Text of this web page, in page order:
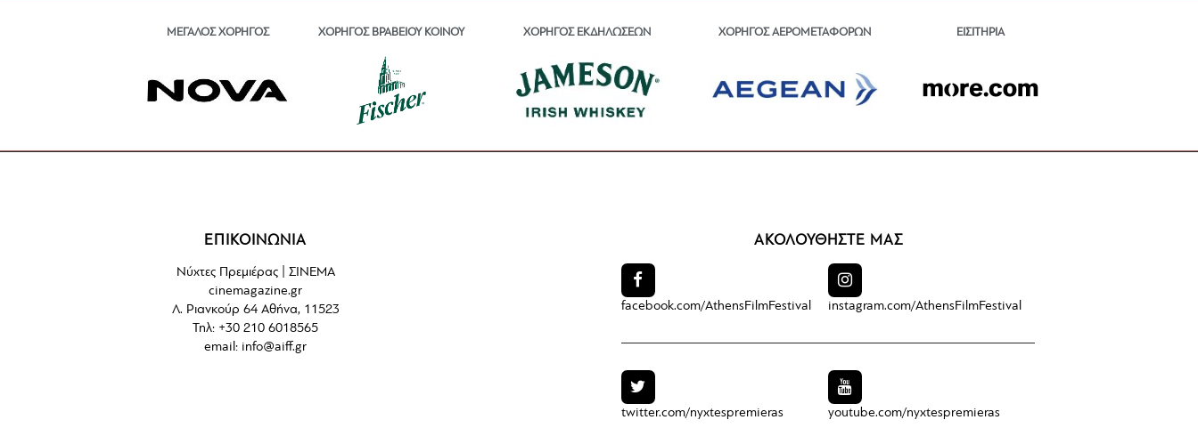
ΜΕΓΑΛΟΣ ΧΟΡΗΓΟΣ ΧΟΡΗΓΟΣ ΒΡΑΒΕΙΟΥ ΚΟΙΝΟΥ ΧΟΡΗΓΟΣ ΕΚΔΗΛΩΣΕΩΝ ΧΟΡΗΓΟΣ ΑΕΡΟΜΕΤΑΦΟΡΩΝ ΕΙΣΙΤΗΡΙΑ
ΕΠΙΚΟΙΝΩΝΙΑ
Νύχτες Πρεμιέρας | ΣΙΝΕΜΑ
cinemagazine.gr
Λ. Ριανκούρ 64 Αθήνα, 11523
Τηλ: +30 210 6018565
email: info@aiff.gr
ΑΚΟΛΟΥΘΗΣΤΕ ΜΑΣ
facebook.com/AthensFilmFestival
twitter.com/nyxtespremieras
instagram.com/AthensFilmFestival
youtube.com/nyxtespremieras